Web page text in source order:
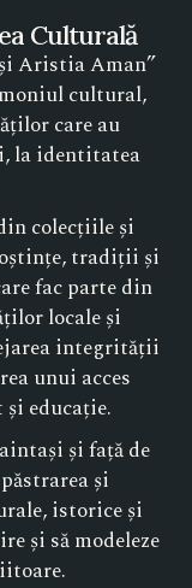
Culturală
Aristia Aman”
cultural,
care au
la identitatea
colecțiile și
tradiții și
fac parte din
locale și
integrității
unui acces
și educație.
și față de
și
istorice și
și să modeleze